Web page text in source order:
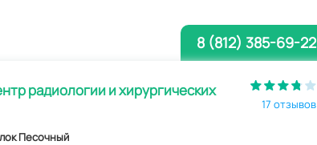
8 (812) 385-69-22
радиологии и хирургических
Песочный
17 отзывов